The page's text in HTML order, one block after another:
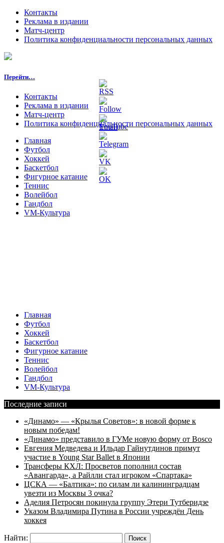
Контакты
Реклама в издании
Матч-центр
Политика конфиденциальности персональных данных
Перейти…
Контакты
Реклама в издании
Матч-центр
Политика конфиденциальности персональных данных
Главная
Футбол
Хоккей
Баскетбол
Фигурное катание
Теннис
Волейбол
Гандбол
VM-Культура
Главная
Футбол
Хоккей
Баскетбол
Фигурное катание
Теннис
Волейбол
Гандбол
VM-Культура
Последние записи
«Динамо» — «Крылья Советов»: в новой форме к
новым победам!
«Динамо» представило в ГУМе новую форму от Bosco
Евгения Медведева и Ильдар Гайнутдинов примут
участие в Young Star Ballet в Японии
Трансферы КХЛ: Просветов пополнил состав
«Авангарда», а Райлли стал игроком «Спартака»
ЦСКА — «Балтика»: по силам ли калининградцам
увезти из Москвы 3 очка?
Аделия Петросян покинула группу Этери Тутберидзе
Указом Владимира Путина в России учреждён День
хоккея
Найти: